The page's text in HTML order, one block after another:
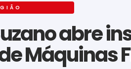
abre
Máquinas